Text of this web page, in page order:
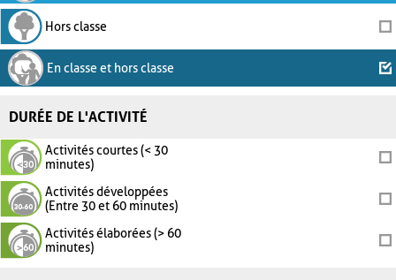
Hors classe
En classe et hors classe
DURÉE DE L'ACTIVITÉ
Activités courtes (< 30
minutes)
Activités développées
(Entre 30 et 60 minutes)
Activités élaborées (> 60
minutes)